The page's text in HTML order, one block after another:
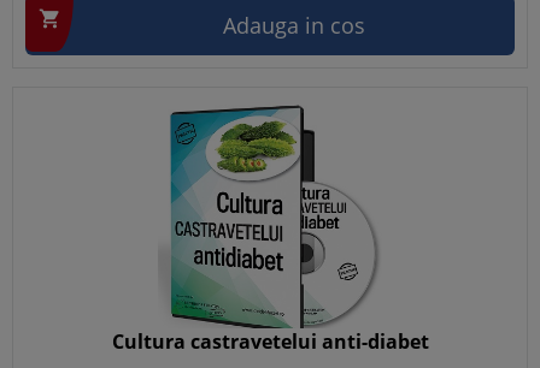
 Adauga in cos
Cultura castravetelui anti-diabet